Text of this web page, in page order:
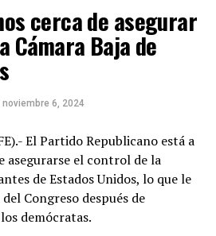
cerca de asegurar
Cámara Baja de
noviembre 6, 2024
El Partido Republicano está a
asegurarse el control de la
de Estados Unidos, lo que le
Congreso después de
demócratas.